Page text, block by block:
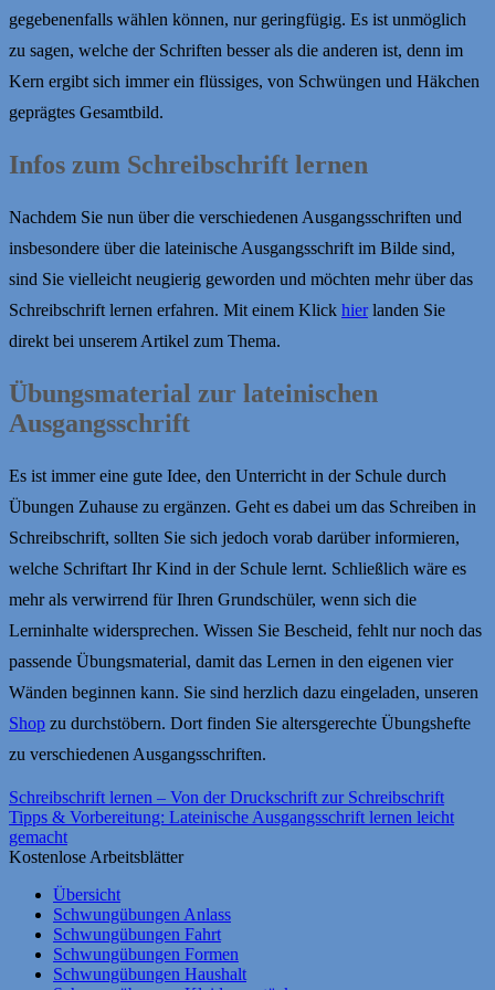
gegebenenfalls wählen können, nur geringfügig. Es ist unmöglich
zu sagen, welche der Schriften besser als die anderen ist, denn im
Kern ergibt sich immer ein flüssiges, von Schwüngen und Häkchen
geprägtes Gesamtbild.
Infos zum Schreibschrift lernen
Nachdem Sie nun über die verschiedenen Ausgangsschriften und
insbesondere über die lateinische Ausgangsschrift im Bilde sind,
sind Sie vielleicht neugierig geworden und möchten mehr über das
Schreibschrift lernen erfahren. Mit einem Klick hierlanden Sie
direkt bei unserem Artikel zum Thema.
Übungsmaterial zur lateinischen
Ausgangsschrift
Es ist immer eine gute Idee, den Unterricht in der Schule durch
Übungen Zuhause zu ergänzen. Geht es dabei um das Schreiben in
Schreibschrift, sollten Sie sich jedoch vorab darüber informieren,
welche Schriftart Ihr Kind in der Schule lernt. Schließlich wäre es
mehr als verwirrend für Ihren Grundschüler, wenn sich die
Lerninhalte widersprechen. Wissen Sie Bescheid, fehlt nur noch das
passende Übungsmaterial, damit das Lernen in den eigenen vier
Wänden beginnen kann. Sie sind herzlich dazu eingeladen, unseren
Shop zu durchstöbern. Dort finden Sie altersgerechte Übungshefte
zu verschiedenen Ausgangsschriften.
Schreibschrift lernen – Von der Druckschrift zur Schreibschrift
Tipps & Vorbereitung: Lateinische Ausgangsschrift lernen leicht
gemacht
Kostenlose Arbeitsblätter
Übersicht
Schwungübungen Anlass
Schwungübungen Fahrt
Schwungübungen Formen
Schwungübungen Haushalt